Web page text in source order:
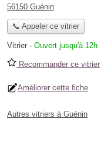
56150 Guénin
📞 Appeler ce vitrier
Vitrier - Ouvert jusqu'à 12h
Recommander ce vitrier
Améliorer cette fiche
Autres vitriers à Guénin